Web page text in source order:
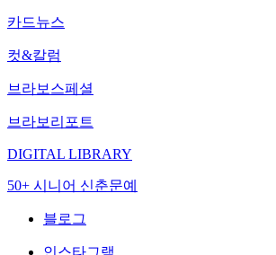
카드뉴스
컷&칼럼
브라보스페셜
브라보리포트
DIGITAL LIBRARY
50+ 시니어 신춘문예
블로그